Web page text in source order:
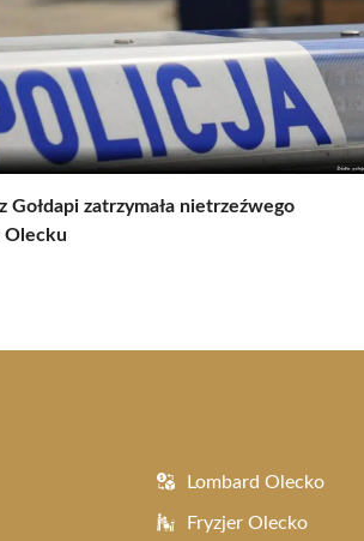
Gołdapi zatrzymała nietrzeźwego
Olecku
Lombard Olecko
Fryzjer Olecko